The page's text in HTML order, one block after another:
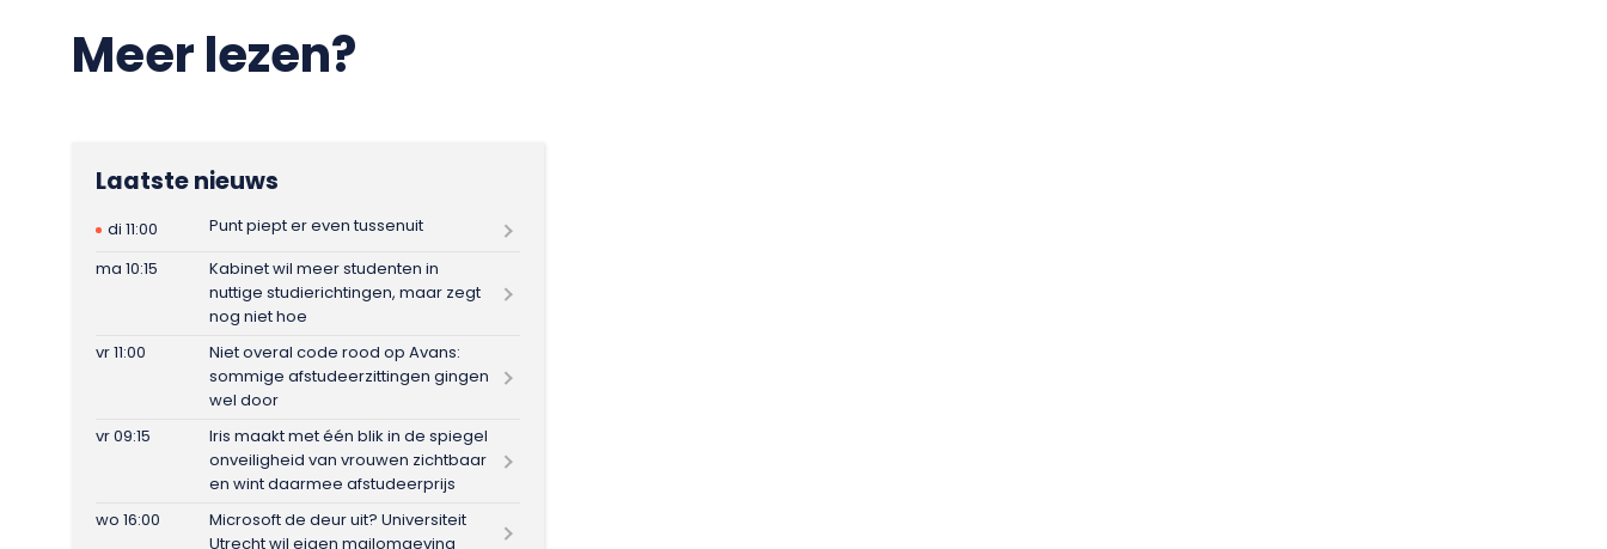
Meer lezen?
Laatste nieuws
di 11:00
Punt piept er even tussenuit
ma 10:15
Kabinet wil meer studenten in
nuttige studierichtingen, maar zegt
nog niet hoe
vr 11:00
Niet overal code rood op Avans:
sommige afstudeerzittingen gingen
wel door
vr 09:15
Iris maakt met één blik in de spiegel
onveiligheid van vrouwen zichtbaar
en wint daarmee afstudeerprijs
wo 16:00
Microsoft de deur uit? Universiteit
Utrecht wil eigen mailomgeving